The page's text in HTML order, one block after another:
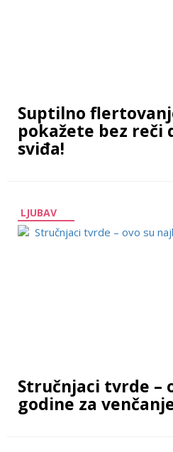
Suptilno
pokažete bez reči
sviđa!
LJUBAV
Stručnjaci tvrde –
godine za